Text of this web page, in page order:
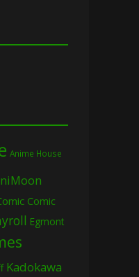
Anime House
Comic
Egmont
Kadokawa